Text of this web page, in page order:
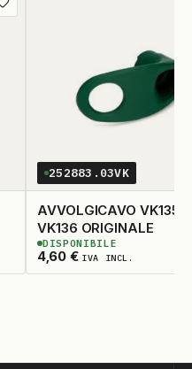
Aggiungi
ai
252883.03VK
AVVOLGICAVO VK135 E
VK136 ORIGINALE
4,60 € IVA INCL.
2DISPONIBILI
DISPONIBILE